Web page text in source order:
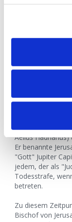
nicht als
abgeändert oder
Höhepunkt des
unter der
den Verdacht
könnten und
wären.
Im Jahr 135
Aelius
Er benannte
"Gott" Jupiter
jedem, der als
Todesstrafe,
betreten.
Zu diesem
Bischof von